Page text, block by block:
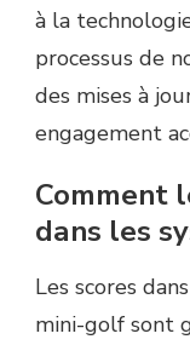
à la
processus de
des mises à
engagement
Comment
dans les
Les scores
mini-golf sont